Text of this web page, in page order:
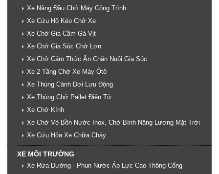
Xe Nâng Đầu Chở Máy Công Trình
Xe Cứu Hộ Kéo Chở Xe
Xe Chở Gia Cầm Gà Vịt
Xe Chở Gia Súc Chở Lợn
Xe Chở Cám Thức Ăn Chăn Nuôi Gia Súc
Xe 2 Tầng Chở Xe Máy Ôtô
Xe Thùng Cánh Dơi Lưu Động
Xe Thùng Chở Pallet Điện Tử
Xe Chở Kính
Xe Chở Vỏ Bồn Nước Inox, Chở Bình Năng Lượng Mặt Trời
Xe Cứu Hỏa Xe Chữa Cháy
XE MÔI TRƯỜNG
Xe Rửa Đường - Phun Nước Áp Lực Cao Thông Cống